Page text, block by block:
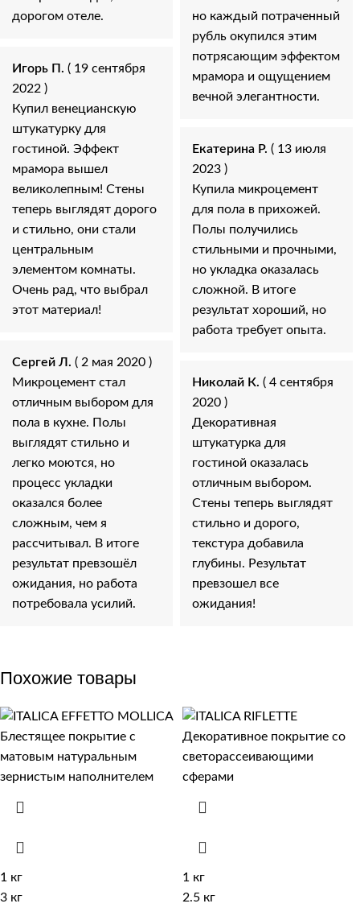
дорогом отеле.
Игорь П. ( 19 сентября
2022 )
Купил венецианскую
штукатурку для
гостиной. Эффект
мрамора вышел
великолепным! Стены
теперь выглядят дорого
и стильно, они стали
центральным
элементом комнаты.
Очень рад, что выбрал
этот материал!
Сергей Л. ( 2 мая 2020 )
Микроцемент стал
отличным выбором для
пола в кухне. Полы
выглядят стильно и
легко моются, но
процесс укладки
оказался более
сложным, чем я
рассчитывал. В итоге
результат превзошёл
ожидания, но работа
потребовала усилий.
но каждый потраченный
рубль окупился этим
потрясающим эффектом
мрамора и ощущением
вечной элегантности.
Екатерина Р. ( 13 июля
2023 )
Купила микроцемент
для пола в прихожей.
Полы получились
стильными и прочными,
но укладка оказалась
сложной. В итоге
результат хороший, но
работа требует опыта.
Николай К. ( 4 сентября
2020 )
Декоративная
штукатурка для
гостиной оказалась
отличным выбором.
Стены теперь выглядят
стильно и дорого,
текстура добавила
глубины. Результат
превзошел все
ожидания!
Похожие товары
1 кг
3 кг
1 кг
2.5 кг